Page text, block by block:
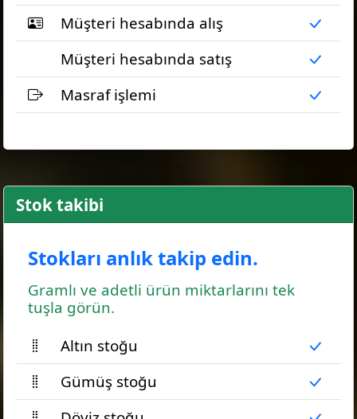
Müşteri hesabında alış
Müşteri hesabında satış
Masraf işlemi
Stok takibi
Stokları anlık takip edin.
Gramlı ve adetli ürün miktarlarını tek
tuşla görün.
Altın stoğu
Gümüş stoğu